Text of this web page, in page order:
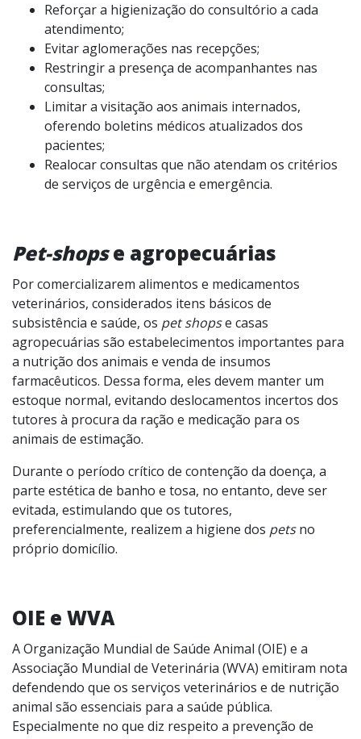
Reforçar a higienização do consultório a cada
atendimento;
Evitar aglomerações nas recepções;
Restringir a presença de acompanhantes nas
consultas;
Limitar a visitação aos animais internados,
oferendo boletins médicos atualizados dos
pacientes;
Realocar consultas que não atendam os critérios
de serviços de urgência e emergência.
Pet-shopse agropecuárias
Por comercializarem alimentos e medicamentos
veterinários, considerados itens básicos de
subsistência e saúde, os pet shopse casas
agropecuárias são estabelecimentos importantes para
a nutrição dos animais e venda de insumos
farmacêuticos. Dessa forma, eles devem manter um
estoque normal, evitando deslocamentos incertos dos
tutores à procura da ração e medicação para os
animais de estimação.
Durante o período crítico de contenção da doença, a
parte estética de banho e tosa, no entanto, deve ser
evitada, estimulando que os tutores,
preferencialmente, realizem a higiene dos petsno
próprio domicílio.
OIE e WVA
A Organização Mundial de Saúde Animal (OIE) e a
Associação Mundial de Veterinária (WVA) emitiram nota
defendendo que os serviços veterinários e de nutrição
animal são essenciais para a saúde pública.
Especialmente no que diz respeito a prevenção de